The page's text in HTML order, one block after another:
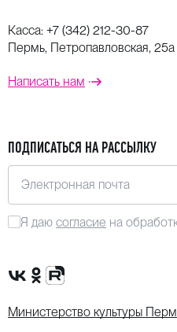
Касса: +7 (342) 212-30-87
Пермь, Петропавловская, 25а
Написать нам
ПОДПИСАТЬСЯ НА РАССЫЛКУ
Электронная почта
Я даю согласие на
Сообщество VK
Группа в одноклассниках
Канал Rutube
Министерство культуры